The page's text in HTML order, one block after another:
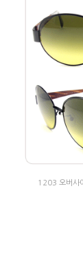
1203 오버사